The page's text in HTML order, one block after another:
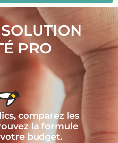
PRO
comparez les
la formule
budget.